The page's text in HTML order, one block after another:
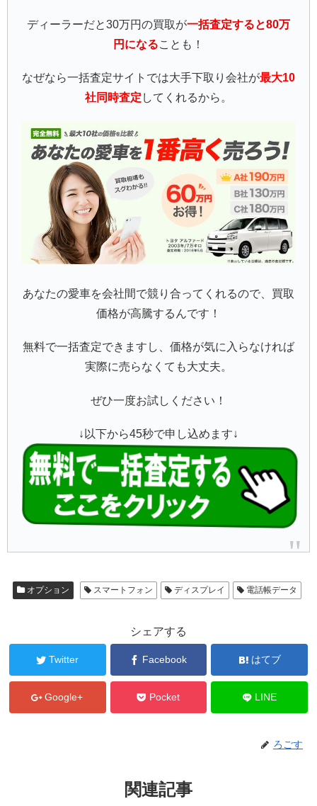
ディーラーだと30万円の買取が一括査定すると80万
円になることも！
なぜなら一括査定サイトでは大手下取り会社が最大10
社同時査定 してくれるから。
あなたの愛車を会社間で競り合ってくれるので、買取
価格が高騰するんです！
無料で一括査定できますし、価格が気に入らなければ
実際に売らなくても大丈夫。
ぜひ一度お試しください！
↓以下から45秒で申し込めます↓
オプション スマートフォン ディスプレイ 電話帳データ
シェアする
Twitter Facebook はてブ
Google+ Pocket LINE
ろごす
関連記事